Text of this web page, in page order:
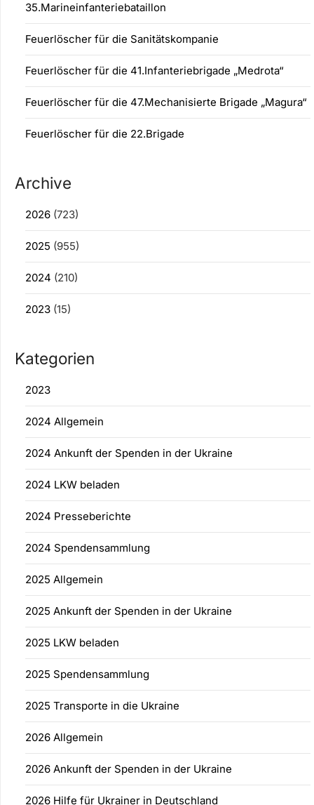
35.Marineinfanteriebataillon
Feuerlöscher für die Sanitätskompanie
Feuerlöscher für die 41.Infanteriebrigade „Medrota“
Feuerlöscher für die 47.Mechanisierte Brigade „Magura“
Feuerlöscher für die 22.Brigade
Archive
2026 (723)
2025 (955)
2024 (210)
2023 (15)
Kategorien
2023
2024 Allgemein
2024 Ankunft der Spenden in der Ukraine
2024 LKW beladen
2024 Presseberichte
2024 Spendensammlung
2025 Allgemein
2025 Ankunft der Spenden in der Ukraine
2025 LKW beladen
2025 Spendensammlung
2025 Transporte in die Ukraine
2026 Allgemein
2026 Ankunft der Spenden in der Ukraine
2026 Hilfe für Ukrainer in Deutschland